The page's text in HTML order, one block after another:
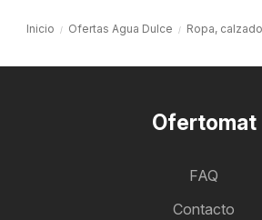
Inicio Ofertas Agua Dulce Ropa,
Ofertomat
FAQ
Contacto